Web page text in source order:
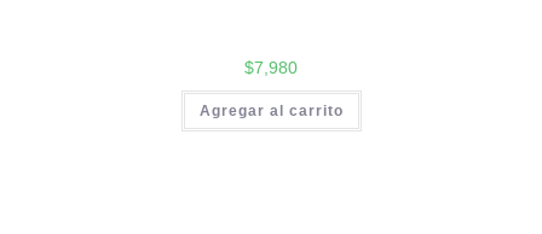
$7,980
Agregar al carrito